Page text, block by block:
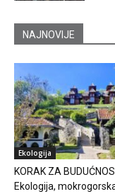
NAJNOVIJE
Ekologija
KORAK ZA
Ekologija,